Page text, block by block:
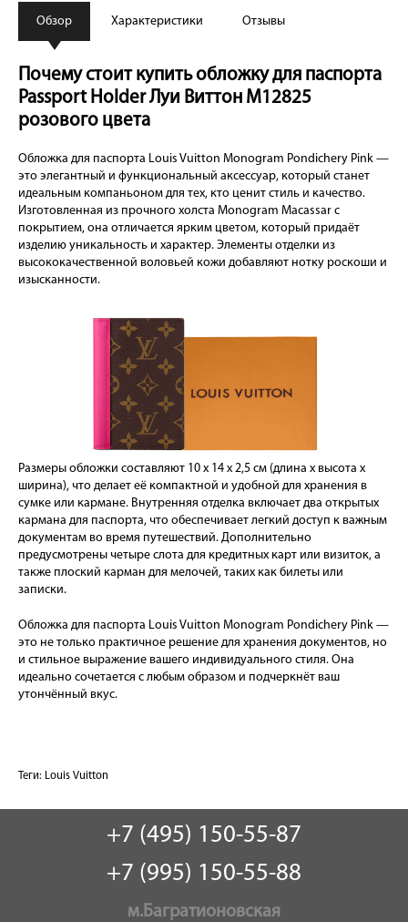
Обзор Характеристики Отзывы
Почему стоит купить обложку для паспорта
Passport Holder Луи Виттон M12825
розового цвета
Обложка для паспорта Louis Vuitton Monogram Pondichery Pink —
это элегантный и функциональный аксессуар, который станет
идеальным компаньоном для тех, кто ценит стиль и качество.
Изготовленная из прочного холста Monogram Macassar с
покрытием, она отличается ярким цветом, который придаёт
изделию уникальность и характер. Элементы отделки из
высококачественной воловьей кожи добавляют нотку роскоши и
изысканности.
Размеры обложки составляют 10 x 14 x 2,5 см (длина x высота x
ширина), что делает её компактной и удобной для хранения в
сумке или кармане. Внутренняя отделка включает два открытых
кармана для паспорта, что обеспечивает легкий доступ к важным
документам во время путешествий. Дополнительно
предусмотрены четыре слота для кредитных карт или визиток, а
также плоский карман для мелочей, таких как билеты или
записки.
Обложка для паспорта Louis Vuitton Monogram Pondichery Pink —
это не только практичное решение для хранения документов, но
и стильное выражение вашего индивидуального стиля. Она
идеально сочетается с любым образом и подчеркнёт ваш
утончённый вкус.
Теги: Louis Vuitton
+7 (495) 150-55-87
+7 (995) 150-55-88
м.Багратионовская